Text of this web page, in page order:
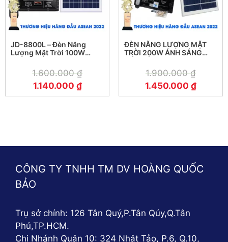
JD-8800L – Đèn Năng
Lượng Mặt Trời 100W
1.600.000₫
1.140.000 ₫
ĐÈN NĂNG LƯỢNG MẶT
TRỜI 200W ÁNH SÁNG
1.900.000₫
1.450.000 ₫
CÔNG TY TNHH TM DV HOÀNG QUỐC
BẢO
Trụ sở chính: 126 Tân Quý,P.Tân Qúy,Q.Tân
Phú,TP.HCM.
Chi Nhánh Quận 10: 324 Nhật Tảo, P.6, Q.10,